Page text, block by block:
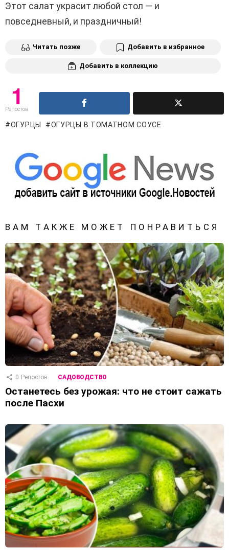
Этот салат украсит любой стол — и
повседневный, и праздничный!
Читать позже Добавить в избранное
Добавить в коллекцию
1
Репостов
ОГУРЦЫ ОГУРЦЫ В ТОМАТНОМ СОУСЕ
ВАМ ТАКЖЕ МОЖЕТ ПОНРАВИТЬСЯ
0 Репостов САДОВОДСТВО
Останетесь без урожая: что не стоит сажать
после Пасхи